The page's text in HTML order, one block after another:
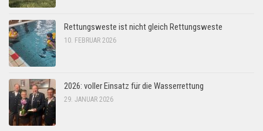
Rettungsweste ist nicht gleich Rettungsweste
10. FEBRUAR 2026
2026: voller Einsatz für die Wasserrettung
29. JANUAR 2026